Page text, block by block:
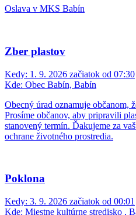
Oslava v MKS Babín
Zber plastov
Kedy: 1. 9. 2026 začiatok od 07:30
Kde: Obec Babín, Babín
Obecný úrad oznamuje občanom,
Prosíme občanov, aby pripravili
stanovený termín. Ďakujeme za
ochrane životného prostredia.
Poklona
Kedy: 3. 9. 2026 začiatok od 00:01
Kde: Miestne kultúrne stredisko ,